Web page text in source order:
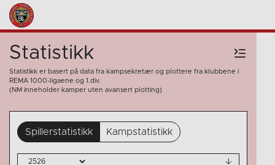
Statistikk
Statistikk er basert på data fra kampsekretær og plottere fra klubbene i
REMA 1000-ligaene og 1.div.
(NM inneholder kamper uten avansert plotting)
Spillerstatistikk Kampstatistikk